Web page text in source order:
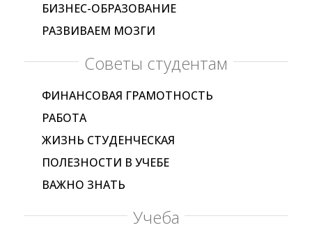
БИЗНЕС-ОБРАЗОВАНИЕ
РАЗВИВАЕМ МОЗГИ
Советы студентам
ФИНАНСОВАЯ ГРАМОТНОСТЬ
РАБОТА
ЖИЗНЬ СТУДЕНЧЕСКАЯ
ПОЛЕЗНОСТИ В УЧЕБЕ
ВАЖНО ЗНАТЬ
Учеба